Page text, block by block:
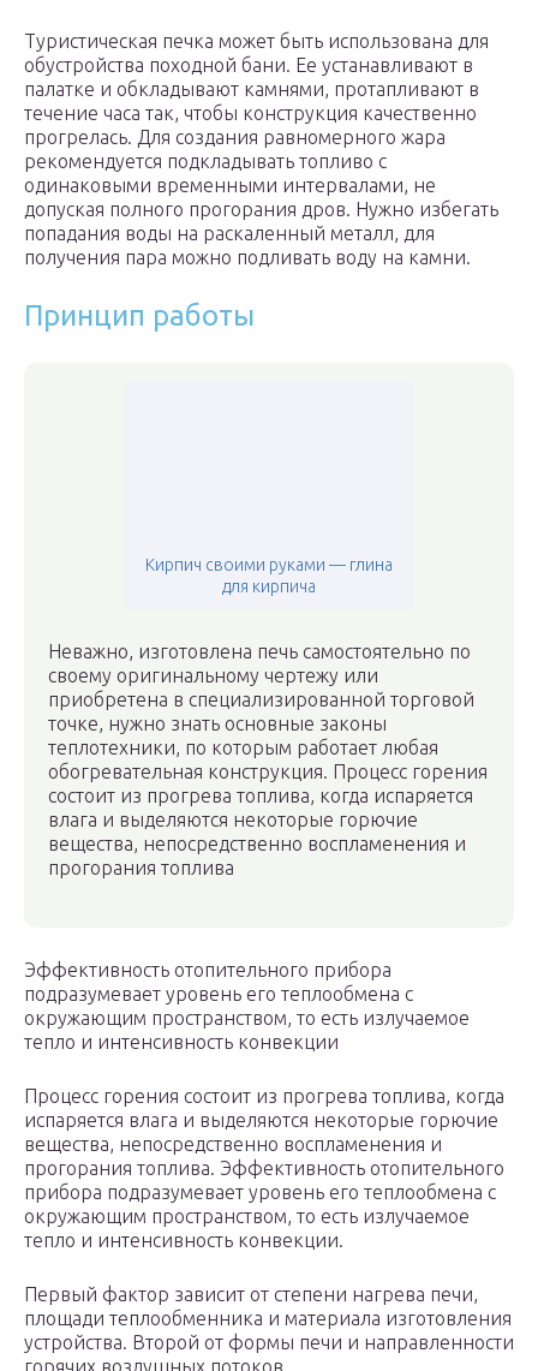
Туристическая печка может быть использована для
обустройства походной бани. Ее устанавливают в
палатке и обкладывают камнями, протапливают в
течение часа так, чтобы конструкция качественно
прогрелась. Для создания равномерного жара
рекомендуется подкладывать топливо с
одинаковыми временными интервалами, не
допуская полного прогорания дров. Нужно избегать
попадания воды на раскаленный металл, для
получения пара можно подливать воду на камни.
Принцип работы
Кирпич своими руками — глина
для кирпича
Неважно, изготовлена печь самостоятельно по
своему оригинальному чертежу или
приобретена в специализированной торговой
точке, нужно знать основные законы
теплотехники, по которым работает любая
обогревательная конструкция. Процесс горения
состоит из прогрева топлива, когда испаряется
влага и выделяются некоторые горючие
вещества, непосредственно воспламенения и
прогорания топлива
Эффективность отопительного прибора
подразумевает уровень его теплообмена с
окружающим пространством, то есть излучаемое
тепло и интенсивность конвекции
Процесс горения состоит из прогрева топлива, когда
испаряется влага и выделяются некоторые горючие
вещества, непосредственно воспламенения и
прогорания топлива. Эффективность отопительного
прибора подразумевает уровень его теплообмена с
окружающим пространством, то есть излучаемое
тепло и интенсивность конвекции.
Первый фактор зависит от степени нагрева печи,
площади теплообменника и материала изготовления
устройства. Второй от формы печи и направленности
горячих воздушных потоков.